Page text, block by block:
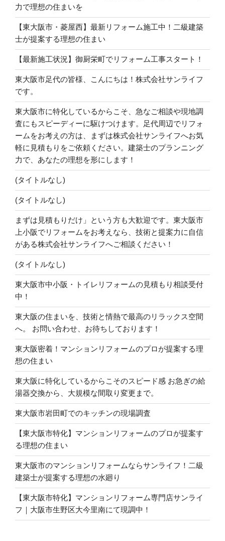
力で理想の住まいを
【東大阪市・菱屋西】最新リフォーム施工中！二級建築
士が提案する理想の住まい
【最新施工状況】御厨栄町でリフォーム工事スタート！
東大阪市足代の皆様、こんにちは！株式会社サンライフ
です。
東大阪市に特化しているからこそ、急なご相談や現地調
査にもスピーディーに駆けつけます。足代周辺でリフォ
ームをお考えの方は、まずは株式会社サンライフへお気
軽に見積もりをご依頼ください。建築士のプランニング
力で、あなたの理想を形にします！
(タイトルなし)
(タイトルなし)
まずは見積もりだけ」という方も大歓迎です。東大阪市
上小阪でリフォームをお考えなら、技術と提案力に自信
がある株式会社サンライフへご相談ください！
(タイトルなし)
東大阪市中小阪・トイレリフォームの見積もり相談受付
中！
東大阪の住まいを、技術と情熱で最高のリラックス空間
へ。 お問い合わせ、お待ちしております！
東大阪密着！マンションリフォームのプロが提案する理
想の住まい
東大阪に特化しているからこそのスピード感 お急ぎの給
湯器交換から、大規模な間取り変更まで。
東大阪市岩田町でのキッチンの現場調査
【東大阪市特化】マンションリフォームのプロが提案す
る理想の住まい
東大阪市のマンションリフォームならサンライフ！二級
建築士が提案する理想の水廻り
【東大阪市特化】マンションリフォーム専門店サンライ
フ｜大阪市生野区大今里南にて現調中！